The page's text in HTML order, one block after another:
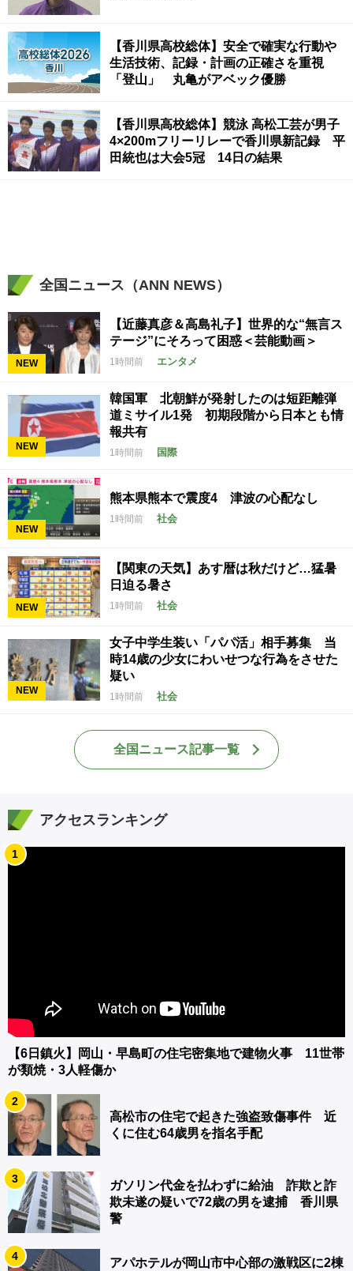
【香川県高校総体】安全で確実な行動や
生活技術、記録・計画の正確さを重視
「登山」 丸亀がアベック優勝
【香川県高校総体】競泳 高松工芸が男子
4×200mフリーリレーで香川県新記録 平
田統也は大会5冠 14日の結果
全国ニュース（ANN NEWS）
NEW
【近藤真彦＆高島礼子】世界的な“無言ス
テージ”にそろって困惑＜芸能動画＞
1時間前 エンタメ
NEW
韓国軍 北朝鮮が発射したのは短距離弾
道ミサイル1発 初期段階から日本とも情
報共有
1時間前 国際
NEW
熊本県熊本で震度4 津波の心配なし
1時間前 社会
NEW
【関東の天気】あす暦は秋だけど…猛暑
日迫る暑さ
1時間前 社会
NEW
女子中学生装い「パパ活」相手募集 当
時14歳の少女にわいせつな行為をさせた
疑い
1時間前 社会
全国ニュース記事一覧
アクセスランキング
1
【6日鎮火】岡山・早島町の住宅密集地で建物火事 11世帯
が類焼・3人軽傷か
2
高松市の住宅で起きた強盗致傷事件 近
くに住む64歳男を指名手配
3
ガソリン代金を払わずに給油 詐欺と詐
欺未遂の疑いで72歳の男を逮捕 香川県
警
4
アパホテルが岡山市中心部の激戦区に2棟